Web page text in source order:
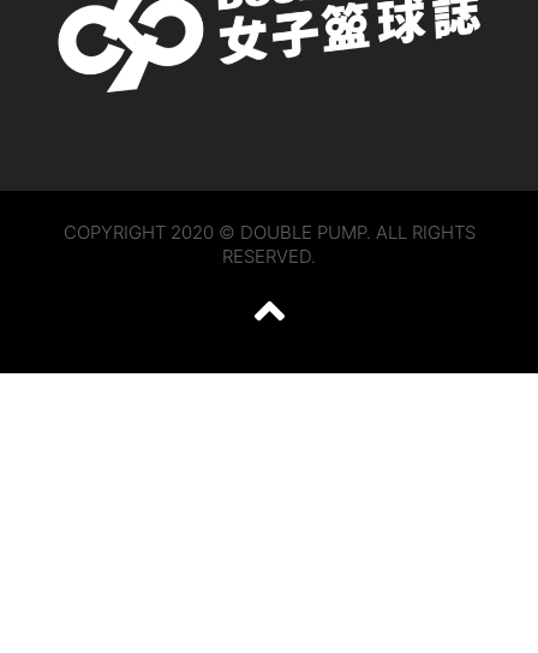
COPYRIGHT 2020 © DOUBLE PUMP. ALL RIGHTS
RESERVED.